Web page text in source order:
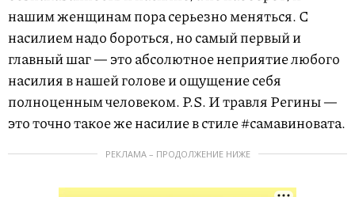
нашим женщинам пора серьезно меняться. С
насилием надо бороться, но самый первый и
главный шаг — это абсолютное неприятие любого
насилия в нашей голове и ощущение себя
полноценным человеком. P.S. И травля Регины —
это точно такое же насилие в стиле #самавиновата.
РЕКЛАМА – ПРОДОЛЖЕНИЕ НИЖЕ